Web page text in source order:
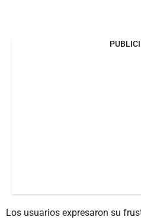
Los usuarios expresaron su